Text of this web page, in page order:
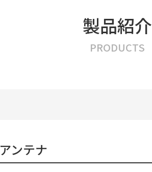
製品紹介
PRODUCTS
ンテナ